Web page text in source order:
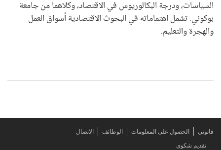
السياسات، ودرجة البكالوريوس في الاقتصاد، وكلاهما من جامعة
بوكوني. تشمل اهتماماته في البحوث الاقتصادية أسواق العمل
والهجرة والتعليم.
قانوني الحصول على المعلومات الوظائف
الاتصال
تقديم شكوى